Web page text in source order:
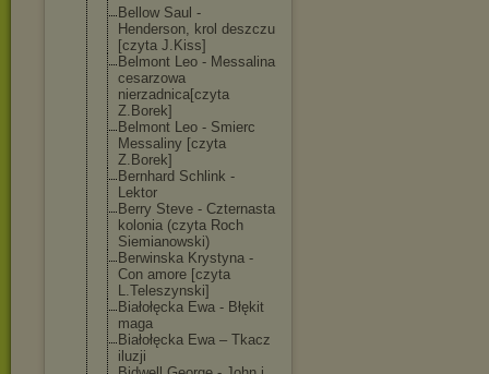
Bellow Saul -
Henderson, krol deszczu
[czyta J.Kiss]
Belmont Leo - Messalina
cesarzowa
nierzadnica[czyta
Z.Borek]
Belmont Leo - Smierc
Messaliny [czyta
Z.Borek]
Bernhard Schlink -
Lektor
Berry Steve - Czternasta
kolonia (czyta Roch
Siemianowski)
Berwinska Krystyna -
Con amore [czyta
L.Teleszynski]
Białołęcka Ewa - Błękit
maga
Białołęcka Ewa – Tkacz
iluzji